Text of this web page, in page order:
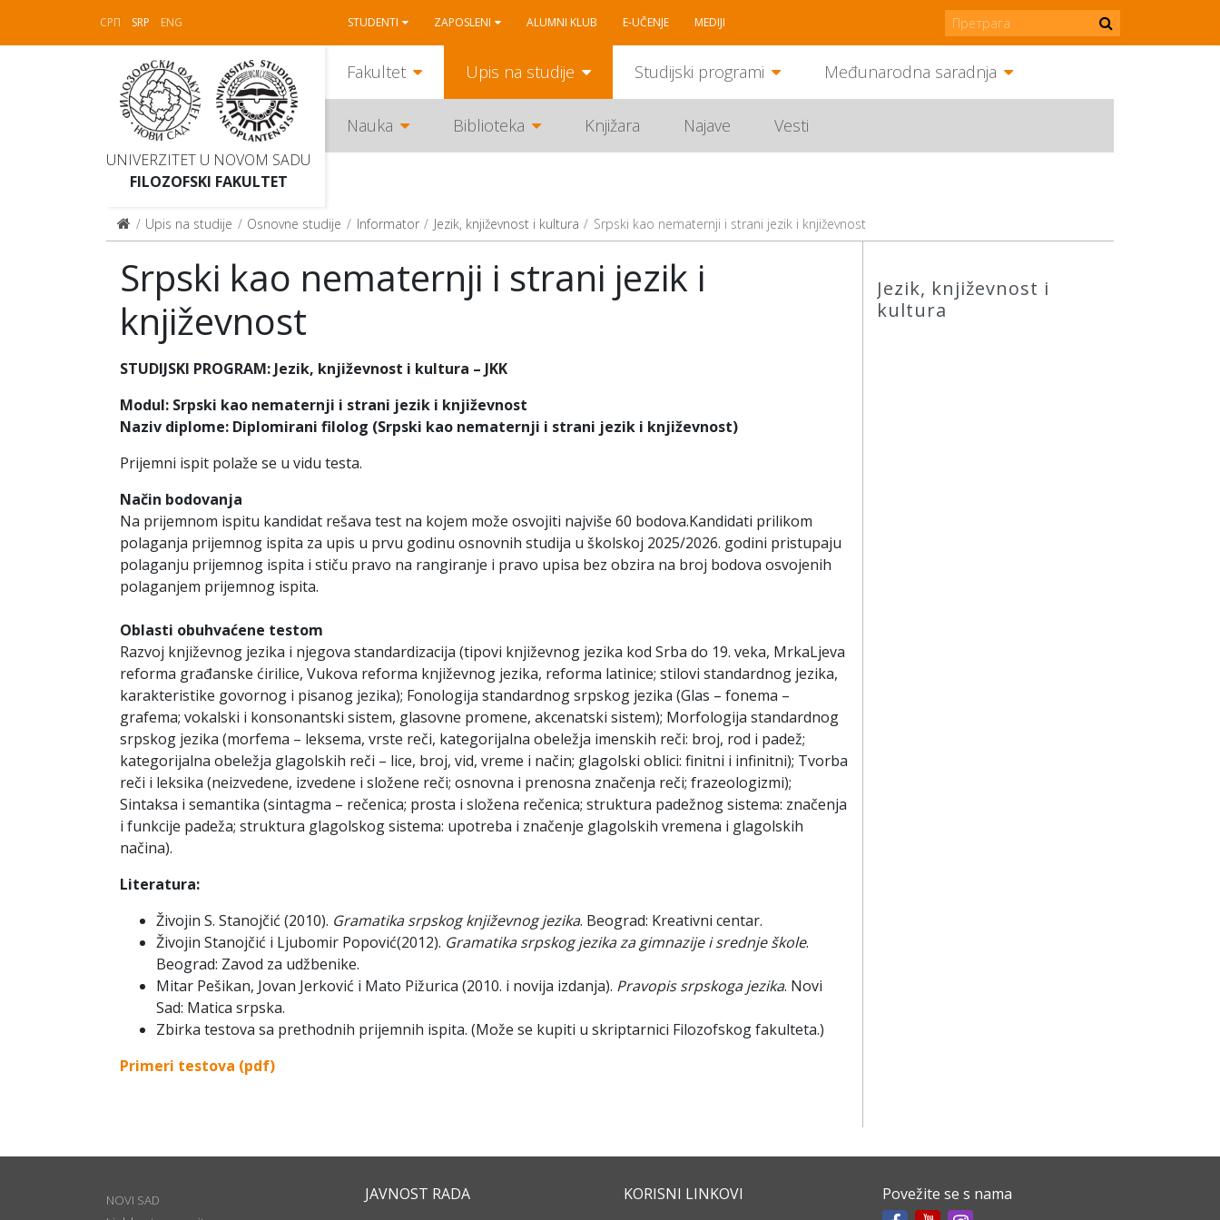
СРП SRP ENG STUDENTI ZAPOSLENI ALUMNI KLUB E-UČENJE MEDIJI
UNIVERZITET U NOVOM SADU
FILOZOFSKI FAKULTET
Fakultet Upis na studije Studijski programi Međunarodna saradnja
Nauka Biblioteka Knjižara Najave Vesti
Upis na studije Osnovne studije Informator Jezik, književnost i kultura Srpski kao nematernji i strani jezik i književnost
Jezik, književnost i
kultura
Srpski kao nematernji i strani jezik i
književnost
STUDIJSKI PROGRAM: Jezik, književnost i kultura – JKK
Modul: Srpski kao nematernji i strani jezik i književnost
Naziv diplome: Diplomirani filolog (Srpski kao nematernji i strani jezik i književnost)
Prijemni ispit polaže se u vidu testa.
Način bodovanja
Na prijemnom ispitu kandidat rešava test na kojem može osvojiti najviše 60 bodova.Kandidati prilikom
polaganja prijemnog ispita za upis u prvu godinu osnovnih studija u školskoj 2025/2026. godini pristupaju
polaganju prijemnog ispita i stiču pravo na rangiranje i pravo upisa bez obzira na broj bodova osvojenih
polaganjem prijemnog ispita.
Oblasti obuhvaćene testom
Razvoj književnog jezika i njegova standardizacija (tipovi književnog jezika kod Srba do 19. veka, MrkaLjeva
reforma građanske ćirilice, Vukova reforma književnog jezika, reforma latinice; stilovi standardnog jezika,
karakteristike govornog i pisanog jezika); Fonologija standardnog srpskog jezika (Glas – fonema –
grafema; vokalski i konsonantski sistem, glasovne promene, akcenatski sistem); Morfologija standardnog
srpskog jezika (morfema – leksema, vrste reči, kategorijalna obeležja imenskih reči: broj, rod i padež;
kategorijalna obeležja glagolskih reči – lice, broj, vid, vreme i način; glagolski oblici: finitni i infinitni); Tvorba
reči i leksika (neizvedene, izvedene i složene reči; osnovna i prenosna značenja reči; frazeologizmi);
Sintaksa i semantika (sintagma – rečenica; prosta i složena rečenica; struktura padežnog sistema: značenja
i funkcije padeža; struktura glagolskog sistema: upotreba i značenje glagolskih vremena i glagolskih
načina).
Literatura:
Živojin S. Stanojčić (2010). Gramatika srpskog književnog jezika. Beograd: Kreativni centar.
Živojin Stanojčić i Ljubomir Popović(2012). Gramatika srpskog jezika za gimnazije i srednje škole.
Beograd: Zavod za udžbenike.
Mitar Pešikan, Jovan Jerković i Mato Pižurica (2010. i novija izdanja). Pravopis srpskoga jezika. Novi
Sad: Matica srpska.
Zbirka testova sa prethodnih prijemnih ispita. (Može se kupiti u skriptarnici Filozofskog fakulteta.)
Primeri testova (pdf)
NOVI SAD
JAVNOST RADA KORISNI LINKOVI Povežite se s nama